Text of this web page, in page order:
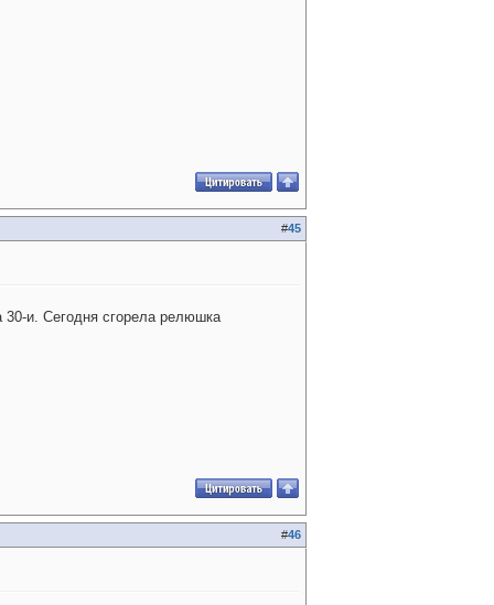
#45
30-и. Сегодня сгорела релюшка
#46